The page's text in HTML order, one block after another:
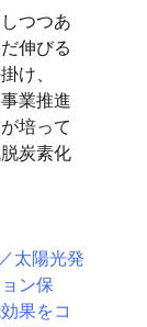
つつあ
伸びる
け、
業推進
培って
炭素化
太陽光発
ン保
果をコ